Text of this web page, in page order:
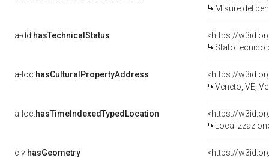
Misure del
a-dd:hasTechnicalStatus
<https://
Stato tecnico
a-loc:hasCulturalPropertyAddress
<https://
Veneto, VE,
a-loc:hasTimeIndexedTypedLocation
<https://
clv:hasGeometry
<https://